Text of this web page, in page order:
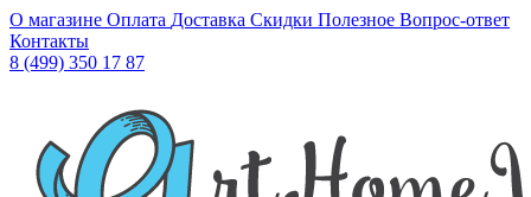
О магазине Оплата Доставка Скидки Полезное Вопрос-ответ
Контакты
8 (499) 350 17 87